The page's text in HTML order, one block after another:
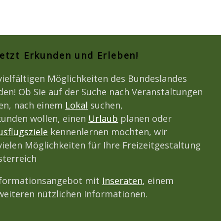
Erkunden und Erleben!
Möglichkeiten des Bundeslandes
Ob Sie auf der Suche nach Veranstaltungen
nach einem Lokal suchen,
wollen, einen Urlaub planen oder
kennenlernen möchten, wir
Möglichkeiten für Ihre Freizeitgestaltung
mit Inseraten, einem
nützlichen Informationen.